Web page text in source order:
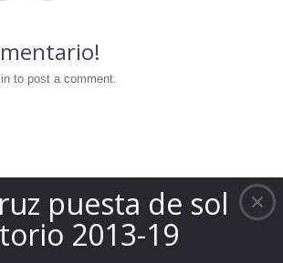
puesta de sol
2013-19
to post a comment.